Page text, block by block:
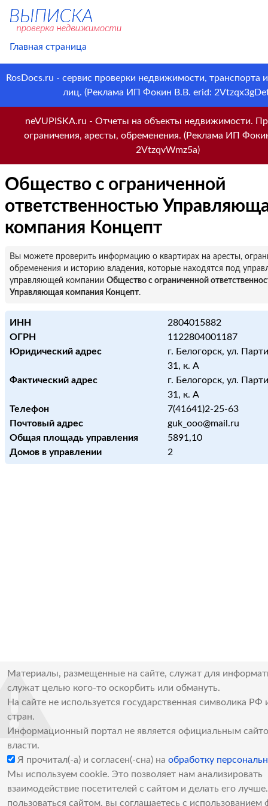
Главная страница
RosDocs.ru - сервис проверки недвижимости, транспорта
лиц. (Реклама ИП Фокин В.В. erid:
neVUPISKA.ru - Отчеты на объекты недвижимости.
ограничения, аресты, обременения. (Реклама ИП
2VtzqvWmz5a)
Общество с ограниченной
ответственностью
компания Концепт
Вы можете проверить информацию о квартирах на аресты,
обременения и историю владения, которые находятся под
управляющей компании Общество с ограниченной
Управляющая компания Концепт.
ИНН
2804015882
ОГРН
1122804001187
Юридический адрес
г. Белогорск, ул.
31, к. А
Фактический адрес
г. Белогорск, ул.
31, к. А
Телефон
7(41641)2-25-63
Почтовый адрес
guk_ooo@mail.ru
Общая площадь управления
5891,10
Домов в управлении
2
Материалы, размещенные на сайте, служат для
служат целью кого-то оскорбить или обмануть.
На сайте не используется государственная символика РФ
стран.
Информационный портал не является официальным
власти.
Я прочитал(-а) и согласен(-сна) на обработку
Мы используем cookie. Это позволяет нам анализировать
взаимодействие посетителей с сайтом и делать его
пользоваться сайтом, вы соглашаетесь с использованием